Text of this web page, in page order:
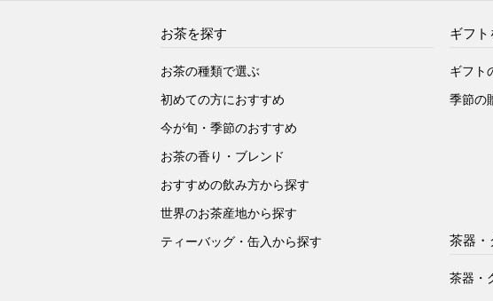
お茶を探す
お茶の種類で選ぶ
初めての方におすすめ
今が旬・季節のおすすめ
お茶の香り・ブレンド
おすすめの飲み方から探す
世界のお茶産地から探す
ティーバッグ・缶入から探す
ギフ
ギフト
季節の
茶器
茶器・